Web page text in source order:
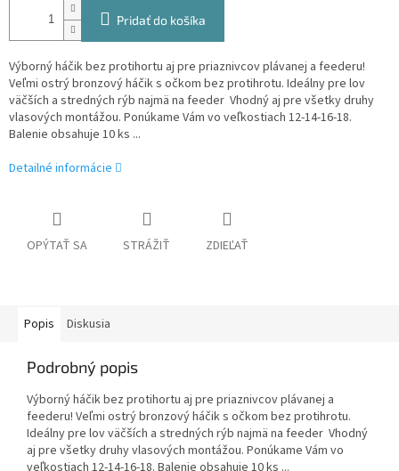
Pridať do košíka
Výborný háčik bez protihortu aj pre priaznivcov plávanej a feederu!
Veľmi ostrý bronzový háčik s očkom bez protihrotu. Ideálny pre lov
väčších a stredných rýb najmä na feeder Vhodný aj pre všetky druhy
vlasových montážou. Ponúkame Vám vo veľkostiach 12-14-16-18.
Balenie obsahuje 10 ks ...
Detailné informácie
OPÝTAŤ SA STRÁŽIŤ ZDIEĽAŤ
Popis Diskusia
Podrobný popis
Výborný háčik bez protihortu aj pre priaznivcov plávanej a
feederu! Veľmi ostrý bronzový háčik s očkom bez protihrotu.
Ideálny pre lov väčších a stredných rýb najmä na feeder Vhodný
aj pre všetky druhy vlasových montážou. Ponúkame Vám vo